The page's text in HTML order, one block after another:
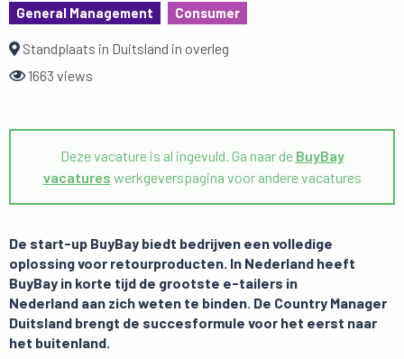
General Management Consumer
Standplaats in Duitsland in overleg
1663 views
Deze vacature is al ingevuld. Ga naar de BuyBay
vacatures werkgeverspagina voor andere vacatures
De start-up BuyBay biedt bedrijven een volledige
oplossing voor retourproducten. In Nederland heeft
BuyBay in korte tijd de grootste e-tailers in
Nederland aan zich weten te binden. De Country Manager
Duitsland brengt de succesformule voor het eerst naar
het buitenland.